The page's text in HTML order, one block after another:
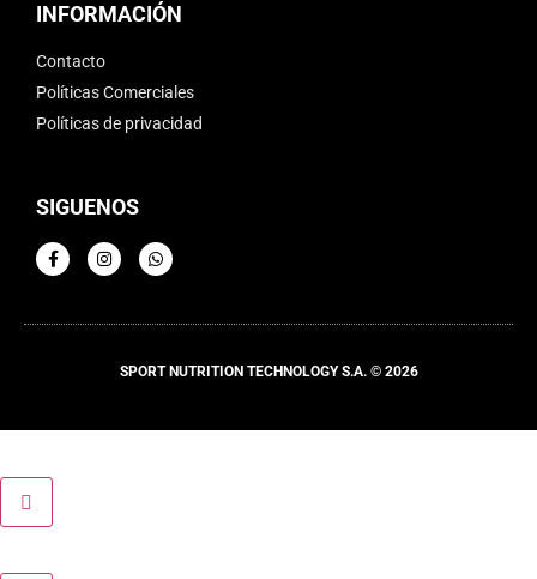
INFORMACIÓN
Contacto
Políticas Comerciales
Políticas de privacidad
SIGUENOS
SPORT NUTRITION TECHNOLOGY S.A. © 2026